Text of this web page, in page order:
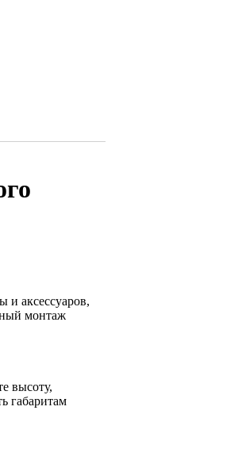
и аксессуаров,
монтаж
высоту,
габаритам